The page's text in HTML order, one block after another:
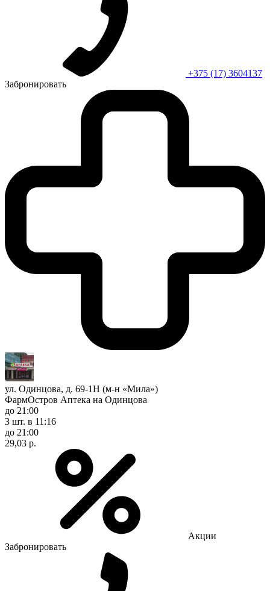
+375 (17) 3604137
Забронировать
ул. Одинцова, д. 69-1Н (м-н «Мила»)
ФармОстров Аптека на Одинцова
до 21:00
3 шт. в 11:16
до 21:00
29,03 р.
Акции
Забронировать